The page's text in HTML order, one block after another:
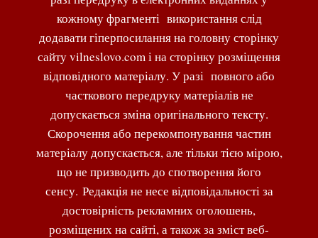
кожному фрагменті використання слід
додавати гіперпосилання на головну сторінку
сайту vilneslovo.com і на сторінку розміщення
відповідного матеріалу. У разі повного або
часткового передруку матеріалів не
допускається зміна оригінального тексту.
Скорочення або перекомпонування частин
матеріалу допускається, але тільки тією мірою,
що не призводить до спотворення його
сенсу. Редакція не несе відповідальності за
достовірність рекламних оголошень,
розміщених на сайті, а також за зміст веб-